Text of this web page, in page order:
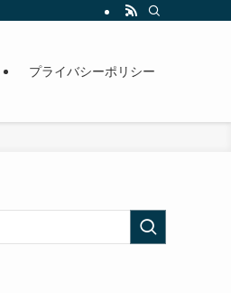
プライバシーポリシー